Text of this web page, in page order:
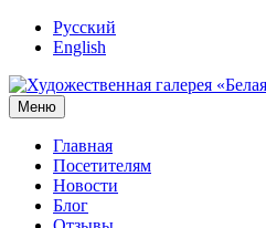
Русский
English
Меню
Главная
Посетителям
Новости
Блог